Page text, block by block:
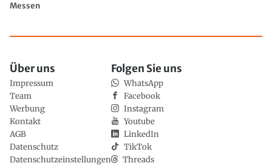
Messen
Über uns
Impressum
Team
Werbung
Kontakt
AGB
Datenschutz
Datenschutzeinstellungen
Folgen Sie uns
WhatsApp
Facebook
Instagram
Youtube
LinkedIn
TikTok
Threads